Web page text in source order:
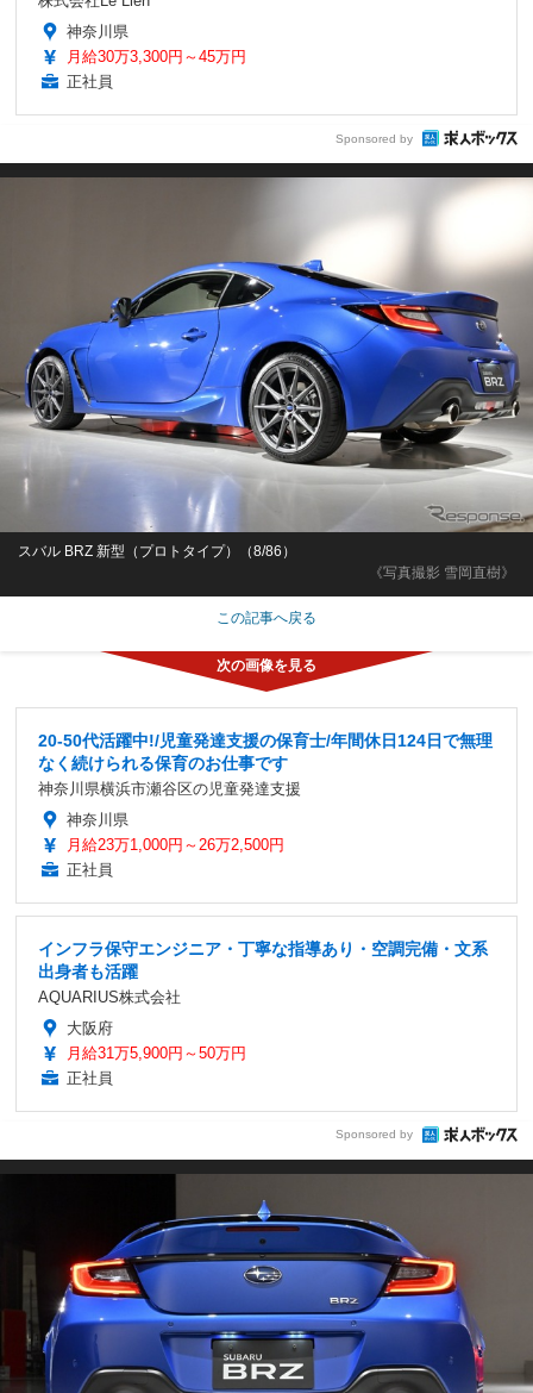
神奈川県
月給30万3,300円～45万円
正社員
Sponsored by
《写真撮影 雪岡直樹》
スバル BRZ 新型（プロトタイプ）（8/86）
この記事へ戻る
20-50代活躍中!/児童発達支援の保育士/年間休日124日で無理
なく続けられる保育のお仕事です
神奈川県横浜市瀬谷区の児童発達支援
神奈川県
月給23万1,000円～26万2,500円
正社員
インフラ保守エンジニア・丁寧な指導あり・空調完備・文系
出身者も活躍
AQUARIUS株式会社
大阪府
月給31万5,900円～50万円
正社員
Sponsored by